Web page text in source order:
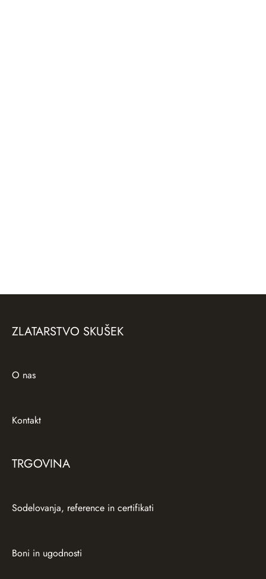
ZLATARSTVO SKUŠEK
O nas
Kontakt
TRGOVINA
Sodelovanja, reference in certifikati
Boni in ugodnosti